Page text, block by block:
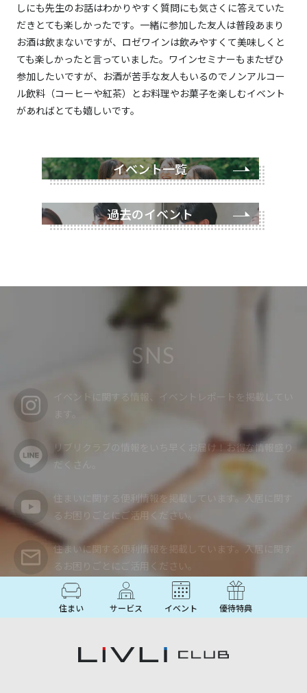
しにも先生のお話はわかりやすく質問にも気さくに答えていた
だきとても楽しかったです。一緒に参加した友人は普段あまり
お酒は飲まないですが、ロゼワインは飲みやすくて美味しくと
ても楽しかったと言っていました。ワインセミナーもまたぜひ
参加したいですが、お酒が苦手な友人もいるのでノンアルコー
ル飲料（コーヒーや紅茶）とお料理やお菓子を楽しむイベント
があればとても嬉しいです。
イベント一覧
過去のイベント
SNS
お得な情報盛り
住まいに関する便利情報を掲載しています。入居に関す
るお困りごとにご活用ください。
住まいに関する便利情報を掲載しています。入居に関す
るお困りごとにご活用ください。
住まい サービス イベント 優待特典